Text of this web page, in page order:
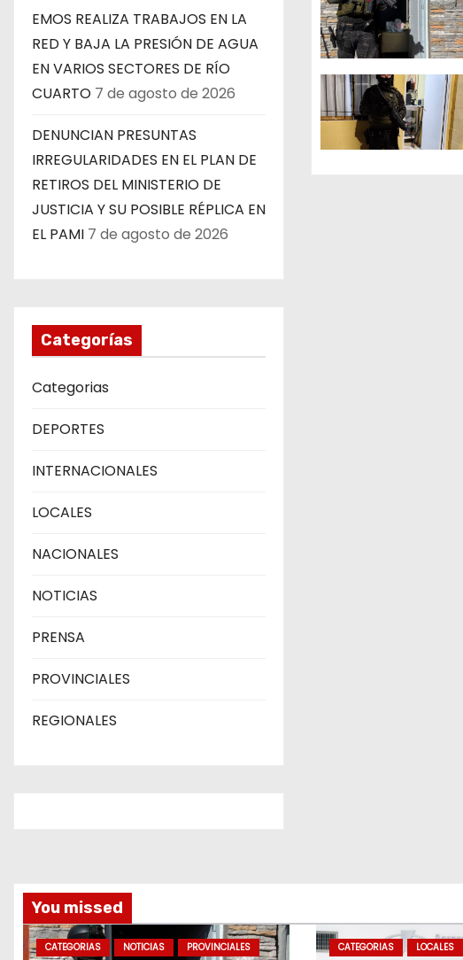
EMOS REALIZA TRABAJOS EN LA
RED Y BAJA LA PRESIÓN DE AGUA
EN VARIOS SECTORES DE RÍO
CUARTO 7 de agosto de 2026
DENUNCIAN PRESUNTAS
IRREGULARIDADES EN EL PLAN DE
RETIROS DEL MINISTERIO DE
JUSTICIA Y SU POSIBLE RÉPLICA EN
EL PAMI 7 de agosto de 2026
Categorías
Categorias
DEPORTES
INTERNACIONALES
LOCALES
NACIONALES
NOTICIAS
PRENSA
PROVINCIALES
REGIONALES
n
d
e
e
You missed
CATEGORIAS NOTICIAS PROVINCIALES CATEGORIAS LOCALES